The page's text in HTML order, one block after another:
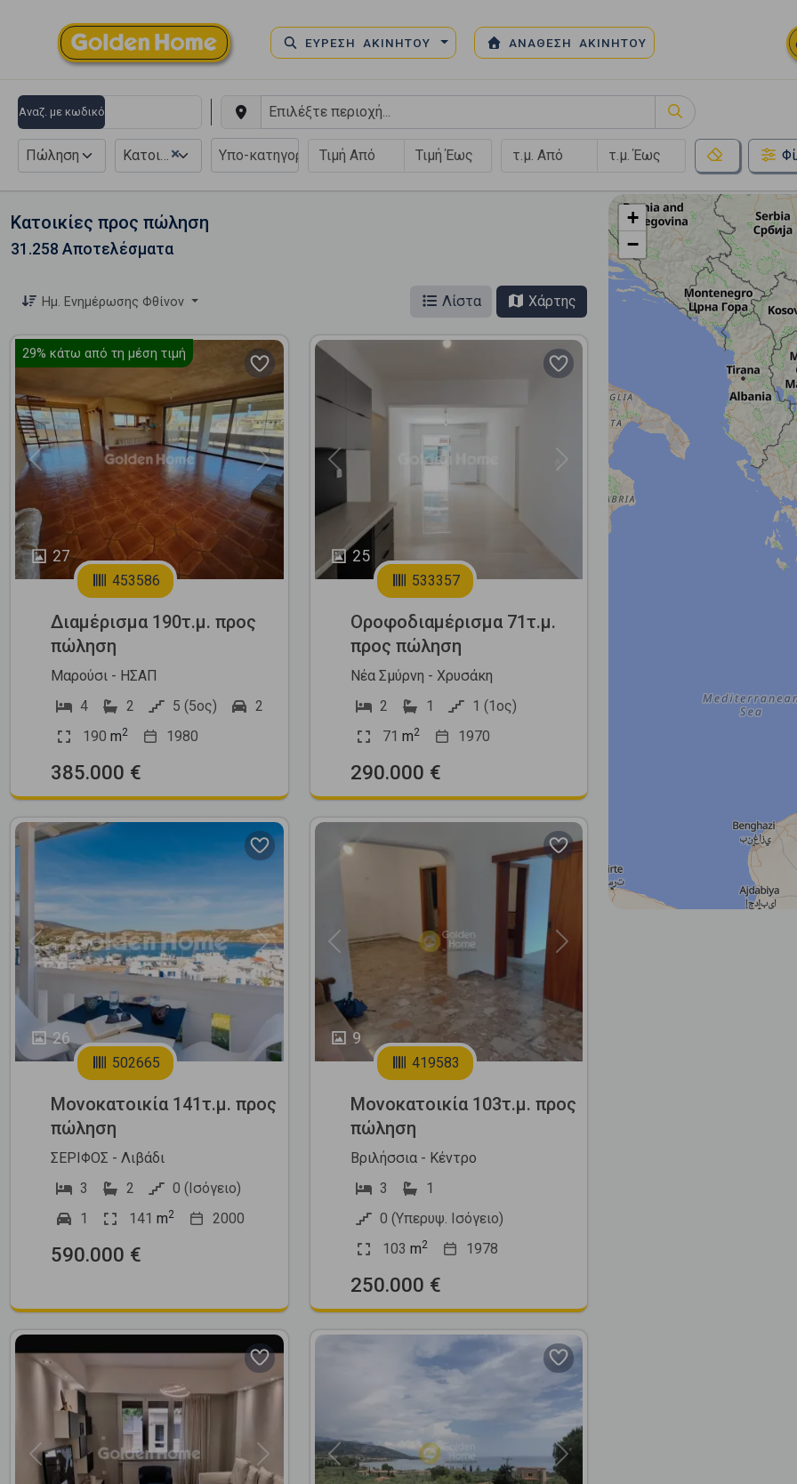
ΕΥΡΕΣΗ ΑΚΙΝΗΤΟΥ ΑΝΑΘΕΣΗ ΑΚΙΝΗΤΟΥ
Αναζ. με κωδικό
Πώληση ×
Κατοικία
Κατοικίες προς πώληση
31.258 Αποτελέσματα
Ημ. Ενημέρωσης Φθίνον Λίστα Χάρτης
29% κάτω από τη μέση τιμή
27
Previous Next
453586
Διαμέρισμα 190τ.μ. προς
πώληση
Μαρούσι - ΗΣΑΠ
4
2 5 (5ος)
2
190 m2 1980
385.000 €
25
Previous Next
533357
Οροφοδιαμέρισμα 71τ.μ.
προς πώληση
Νέα Σμύρνη - Χρυσάκη
2
1
1 (1ος)
71 m2 1970
290.000 €
26
Previous Next
502665
Μονοκατοικία 141τ.μ. προς
πώληση
ΣΕΡΙΦΟΣ - Λιβάδι
3
2
0 (Ισόγειο)
1
141 m2 2000
590.000 €
9
Previous Next
419583
Μονοκατοικία 103τ.μ. προς
πώληση
Βριλήσσια - Κέντρο
3
1
0 (Υπερυψ. Ισόγειο)
103 m2 1978
250.000 €
Previous Next Previous Next
+
−